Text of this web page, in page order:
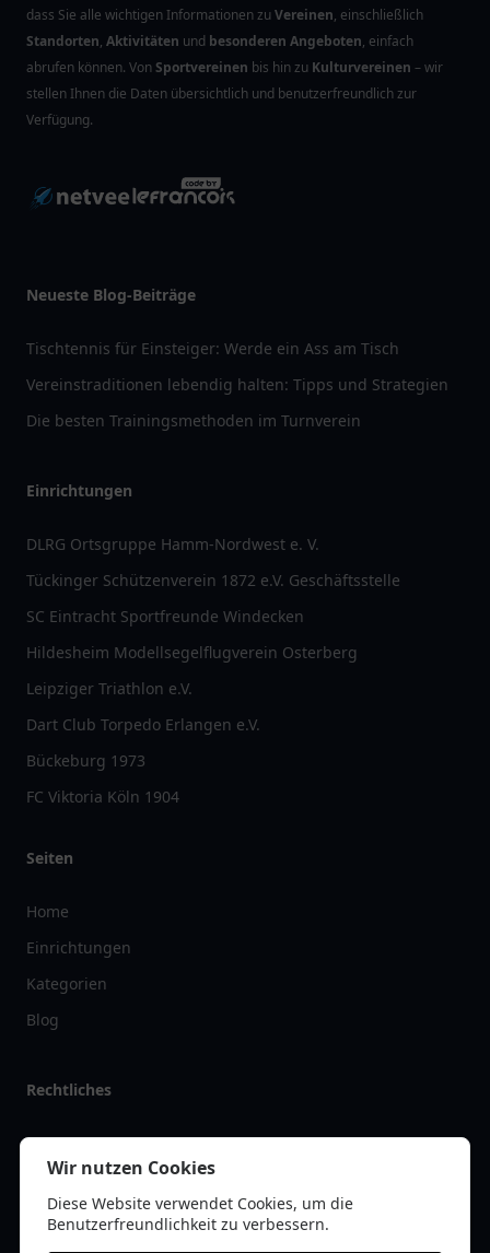
dass Sie alle wichtigen Informationen zu Vereinen, einschließlich
Standorten, Aktivitäten und besonderen Angeboten, einfach
abrufen können. VonSportvereinen bis hin zu Kulturvereinen – wir
stellen Ihnen die Daten übersichtlich und benutzerfreundlich zur
Verfügung.
Neueste Blog-Beiträge
Tischtennis für Einsteiger: Werde ein Ass am Tisch
Vereinstraditionen lebendig halten: Tipps und Strategien
Die besten Trainingsmethoden im Turnverein
Einrichtungen
DLRG Ortsgruppe Hamm-Nordwest e. V.
Tückinger Schützenverein 1872 e.V. Geschäftsstelle
SC Eintracht Sportfreunde Windecken
Hildesheim Modellsegelflugverein Osterberg
Leipziger Triathlon e.V.
Dart Club Torpedo Erlangen e.V.
Bückeburg 1973
FC Viktoria Köln 1904
Seiten
Home
Einrichtungen
Kategorien
Blog
Rechtliches
Impressum
Datenschutz
Kontakt
Wir nutzen Cookies
Diese Website verwendet Cookies, um die
Benutzerfreundlichkeit zu verbessern.